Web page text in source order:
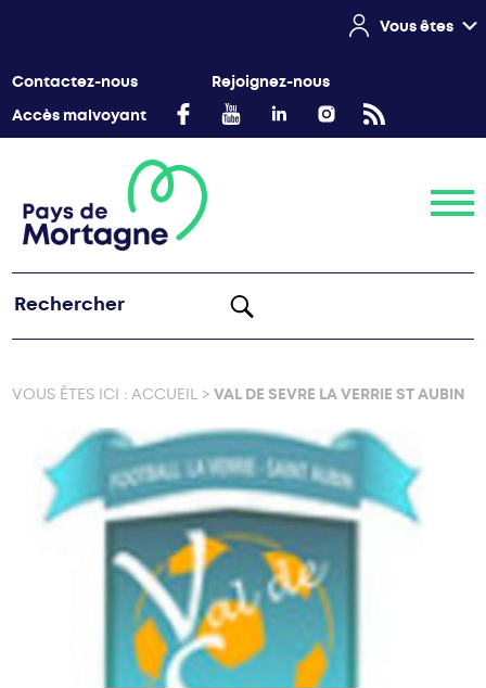
Vous êtes
Contactez-nous
Rejoignez-nous
Accès malvoyant
Menu
VOUS ÊTES ICI :ACCUEIL >VAL DE SEVRE LA VERRIE ST AUBIN